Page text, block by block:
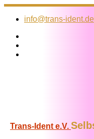
Zum
Inhalt
info@trans-ident.de
Trans-Ident e.V.